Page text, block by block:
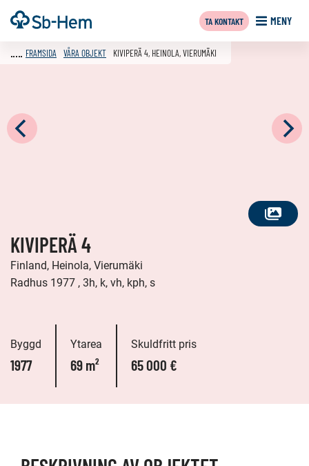
Till
innehållet
Framsida MENY
TA KONTAKT
SE
FRAMSIDA VÅRA OBJEKT KIVIPERÄ 4, HEINOLA, VIERUMÄKI
KIVIPERÄ 4
Finland, Heinola, Vierumäki
Radhus 1977 , 3h, k, vh, kph, s
Byggd
1977
Ytarea
69 m²
Skuldfritt pris
65 000 €